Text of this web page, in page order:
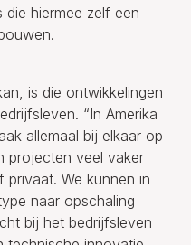
hiermee zelf een
is die ontwikkelingen
“In Amerika
allemaal bij elkaar op
projecten veel vaker
privaat. We kunnen in
naar opschaling
bij het bedrijfsleven